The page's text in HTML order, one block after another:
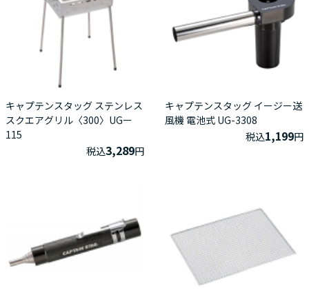
キャプテンスタッグ ステンレス
スクエアグリル〈300〉UGー
115
税込3,289円
キャプテンスタッグ イージー送
風機 電池式 UG-3308
税込1,199円